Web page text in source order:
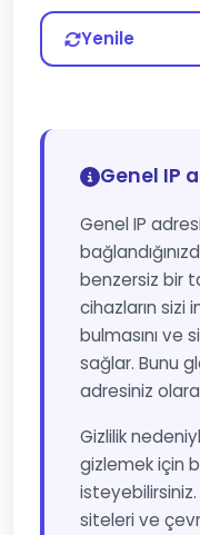
Yenile
Genel IP
Genel IP
benzersiz bir
cihazların sizi
bulmasını ve
sağlar. Bunu
adresiniz
Gizlilik
gizlemek için
isteyebilirsiniz.
siteleri ve